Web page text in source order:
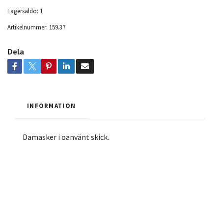
Lagersaldo: 1
Artikelnummer: 159.37
Dela
INFORMATION
Damasker i oanvänt skick.